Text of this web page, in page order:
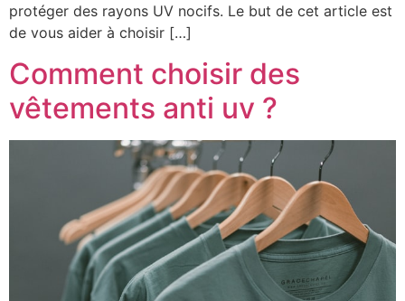
protéger des rayons UV nocifs. Le but de cet article est
de vous aider à choisir […]
Comment choisir des
vêtements anti uv ?